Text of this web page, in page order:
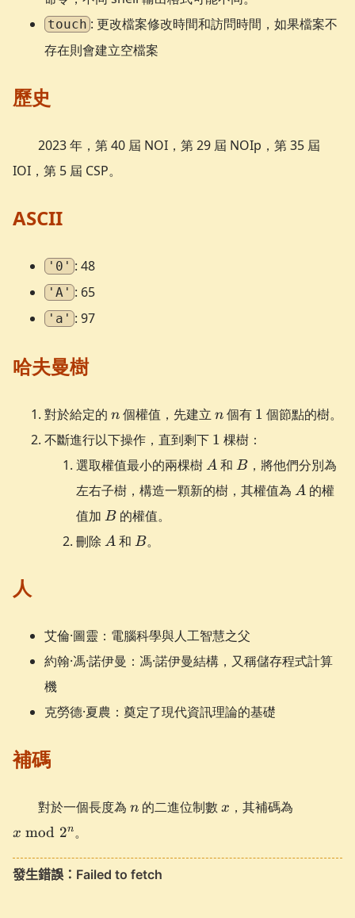
touch : 更改檔案修改時間和訪問時間，如果檔案不
存在則會建立空檔案
歷史
2023 年，第 40 屆 NOI，第 29 屆 NOIp，第 35 屆
IOI，第 5 屆 CSP。
ASCII
'0' : 48
'A' : 65
'a' : 97
哈夫曼樹
對於給定的 n
n 個權值，先建立 n
n 個有 1
1 個節點的樹。
不斷進行以下操作，直到剩下 1
1 棵樹：
選取權值最小的兩棵樹 A
A 和 B
B，將他們分別為
左右子樹，構造一顆新的樹，其權值為 A
A 的權
值加 B
B的權值。
刪除 A
A 和 B
B。
人
艾倫·圖靈：電腦科學與人工智慧之父
約翰·馮·諾伊曼：馮·諾伊曼結構，又稱儲存程式計算
機
克勞德·夏農：奠定了現代資訊理論的基礎
補碼
對於一個長度為 n
n 的二進位制數 x
x ，其補碼為
x mod 2n。